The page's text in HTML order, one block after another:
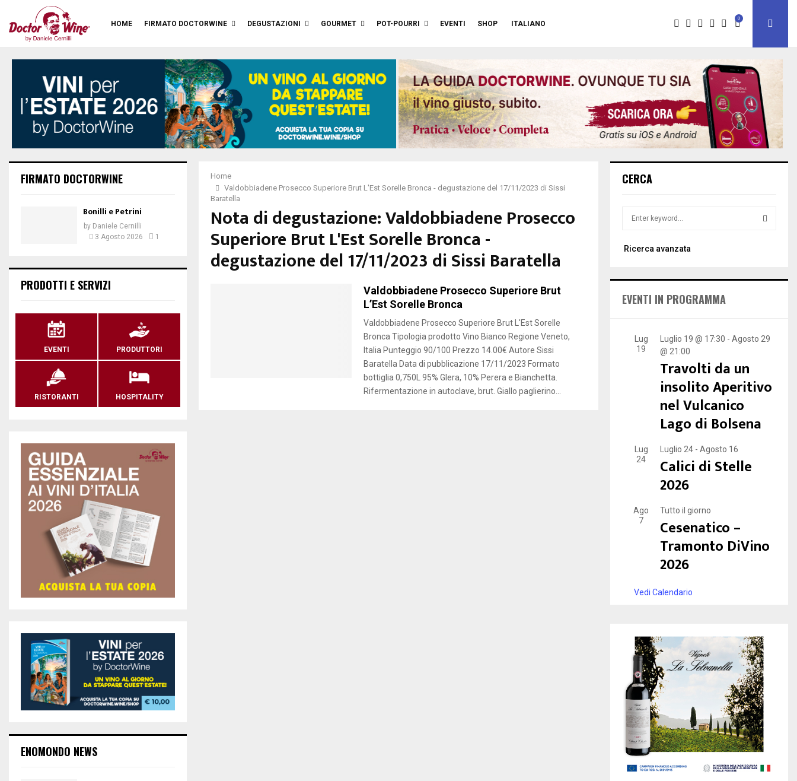
HOME FIRMATO DOCTORWINE DEGUSTAZIONI GOURMET POT-POURRI EVENTI SHOP ITALIANO
0
Home
Valdobbiadene Prosecco Superiore Brut L'Est Sorelle Bronca - degustazione del 17/11/2023 di Sissi
Baratella
Nota di degustazione: Valdobbiadene Prosecco
Superiore Brut L'Est Sorelle Bronca -
degustazione del 17/11/2023 di Sissi Baratella
Valdobbiadene Prosecco Superiore Brut
L’Est Sorelle Bronca
Valdobbiadene Prosecco Superiore Brut L'Est Sorelle
Bronca Tipologia prodotto Vino Bianco Regione Veneto,
Italia Punteggio 90/100 Prezzo 14.00€ Autore Sissi
Baratella Data di pubblicazione 17/11/2023 Formato
bottiglia 0,750L 95% Glera, 10% Perera e Bianchetta.
Rifermentazione in autoclave, brut. Giallo paglierino...
FIRMATO DOCTORWINE
Bonilli e Petrini
by Daniele Cernilli
3 Agosto 2026
1
PRODOTTI E SERVIZI
EVENTI PRODUTTORI
RISTORANTI HOSPITALITY
ENOMONDO NEWS
CERCA
r
o
C
Ricerca avanzata
EVENTI IN PROGRAMMA
Lug
19
Luglio 19 @ 17:30 - Agosto 29
@ 21:00
Travolti da un
insolito Aperitivo
nel Vulcanico
Lago di Bolsena
Lug
24
Luglio 24 - Agosto 16
Calici di Stelle
2026
Ago
7
Tutto il giorno
Cesenatico –
Tramonto DiVino
2026
Vedi Calendario